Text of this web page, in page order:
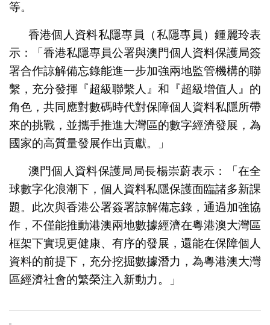
等。
香港個人資料私隱專員（私隱專員）鍾麗玲表
示：「香港私隱專員公署與澳門個人資料保護局簽
署合作諒解備忘錄能進一步加強兩地監管機構的聯
繫，充分發揮『超級聯繫人』和『超級增值人』的
角色，共同應對數碼時代對保障個人資料私隱所帶
來的挑戰，並攜手推進大灣區的數字經濟發展，為
國家的高質量發展作出貢獻。」
澳門個人資料保護局局長楊崇蔚表示：「在全
球數字化浪潮下，個人資料私隱保護面臨諸多新課
題。此次與香港公署簽署諒解備忘錄，通過加強協
作，不僅能推動港澳兩地數據經濟在粵港澳大灣區
框架下實現更健康、有序的發展，還能在保障個人
資料的前提下，充分挖掘數據潛力，為粵港澳大灣
區經濟社會的繁榮注入新動力。」